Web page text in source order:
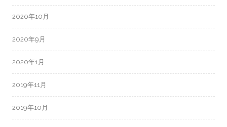
2020年10月
2020年9月
2020年1月
2019年11月
2019年10月